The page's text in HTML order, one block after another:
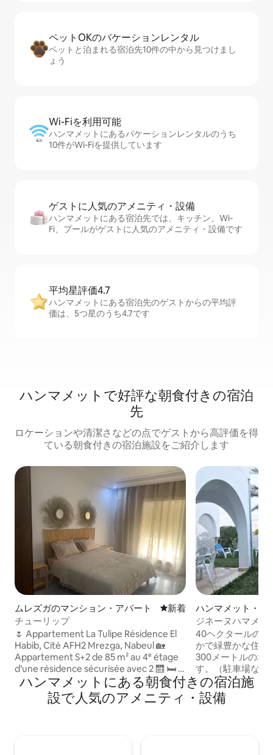
ペットOKのバ⁠ケ⁠ー⁠シ⁠ョ⁠ンレ⁠ン⁠タ⁠ル
ペットと泊まれる宿泊先10件の中から見つけまし
ょう
Wi-Fiを利⁠用⁠可⁠能
ハンマメットにあるバケーションレンタルのうち
10件がWi-Fiを提供しています
ゲストに人⁠気⁠のア⁠メ⁠ニ⁠テ⁠ィ・設⁠備
ハンマメットにある宿泊先では、キッチン、Wi-
Fi、プールがゲストに人気のアメニティ・設備です
平均星評価4.7
ハンマメットにある宿泊先のゲストからの平均評
価は、5つ星のうち4.7です
ハンマメットで好評な朝食付きの宿泊
先
ロケーションや清潔さなどの点でゲストから高評価を得
ている朝食付きの宿泊施設をご紹介します
ムレズガのマンション・アパート 新しい宿泊先
新着
チューリップ
🌷 Appartement La Tulipe Résidence El
Habib, Cité AFH2 Mrezga, Nabeul 🏡
Appartement S+2 de 85 m² au 4ᵉ étage
d’une résidence sécurisée avec 2 🛗 🛏️ 2
chambres, 3 lits 🛋️salon confortable 🍽️
cuisine entièrement équipée et 🚿salle
de bain. 🚗Parking privé au sous-sol.
ハンマメット・ス
ジネーヌハマメッ
家、庭付き
40ヘクタールの
かで緑豊かな住宅
300メートルの場
す。（駐車場など
場があります。 家具付き、設備の整った
キッチン（洗濯
ブン、電子レン
ハンマメットにある朝食付きの宿泊施
設で人気のアメニティ・設備